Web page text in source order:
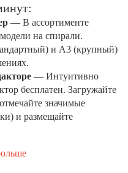
— В ассортименте
на спирали.
и А3 (крупный)
— Интуитивно
бесплатен. Загружайте
значимые
и размещайте